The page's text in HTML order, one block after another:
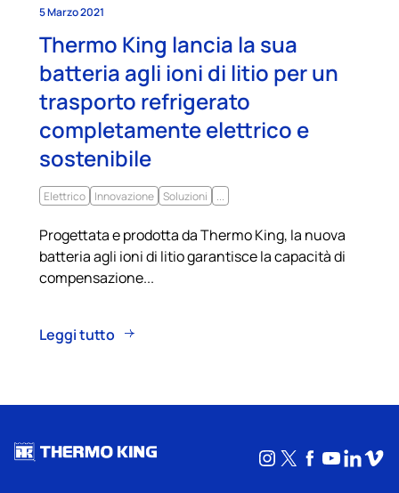
5 Marzo 2021
Thermo King lancia la sua
batteria agli ioni di litio per un
trasporto refrigerato
completamente elettrico e
sostenibile
Elettrico Innovazione Soluzioni ...
Progettata e prodotta da Thermo King, la nuova
batteria agli ioni di litio garantisce la capacità di
compensazione...
Leggi tutto
Instagram
X Facebook